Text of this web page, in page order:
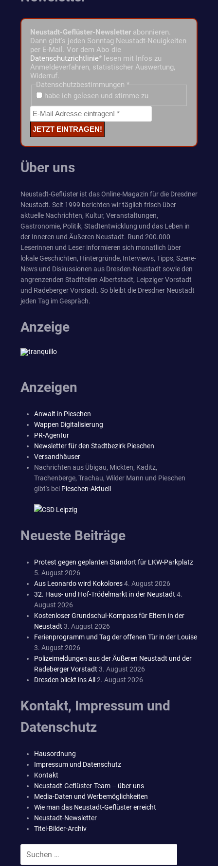
Neustadt-Geflüster-Newsletter abonnieren.
Dann gibt's jeden Sonntag Neustadt-Neuigkeiten
per E-Mail. Vor dem Abo die
Datenschutzrichtlinie* lesen mit Infos zu
Anmeldeverfahren, statistischer Auswertung,
Widerruf.
Datenschutzbestimmungen *
habe ich gelesen und stimme zu
Über uns
Neustadt-Geflüster ist das Online-Magazin für die Dresdner
Neustadt. Seit 1999 berichten wir täglich frisch über
aktuelle Nachrichten, Kultur, Veranstaltungen,
Gastronomie, Politik, Stadtentwicklung und das Leben in
der Inneren und Äußeren Neustadt. Rund 200.000
Leserinnen und Leser informieren sich monatlich über
lokale Geschichten, Hintergründe, Interviews, Tipps, Szene-
News und Diskussionen aus Dresden-Neustadt sowie den
angrenzenden Stadtteilen Albertstadt, Leipziger Vorstadt
und Radeberger Vorstadt. So bleibt die Dresdner Neustadt
jeden Tag im Gespräch.
Anzeige
Anzeigen
Anwalt in Pieschen
Wappen Digitalisierung
PR-Agentur
Newsletter für den Stadtbezirk Pieschen
Versandhäuser
Nachrichten aus Übigau, Mickten, Kaditz,
Trachenberge, Trachau, Wilder Mann und Pieschen
gibt's bei Pieschen-Aktuell
Neueste Beiträge
Protest gegen geplanten Standort für LKW-Parkplatz
5. August 2026
Aus Leonardo wird Kokolores4. August 2026
32. Haus- und Hof-Trödelmarkt in der Neustadt 4.
August 2026
Kostenloser Grundschul-Kompass für Eltern in der
Neustadt 3. August 2026
Ferienprogramm und Tag der offenen Tür in der Louise
3. August 2026
Polizeimeldungen aus der Äußeren Neustadt und der
Radeberger Vorstadt 3. August 2026
Dresden blickt ins All 2. August 2026
Kontakt, Impressum und
Datenschutz
Hausordnung
Impressum und Datenschutz
Kontakt
Neustadt-Geflüster-Team – über uns
Media-Daten und Werbemöglichkeiten
Wie man das Neustadt-Geflüster erreicht
Neustadt-Newsletter
Titel-Bilder-Archiv